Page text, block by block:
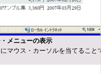
メニューの表示
マウス・カーソルを当てること